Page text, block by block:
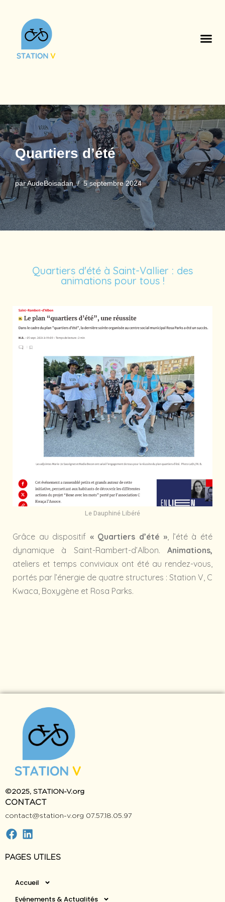
Aller
contenu
Quartiers d’été
parAudeBoisadan 5 septembre 2024
Quartiers d'été à Saint-Vallier : des
animations pour tous !
Le Dauphiné Libéré
Grâce au dispositif « Quartiers d’été » , l’été à été
dynamique à Saint-Rambert-d’Albon. Animations,
ateliers et temps conviviaux ont été au rendez-vous,
portés par l’énergie de quatre structures : Station V, C
Kwaca, Boxygène et Rosa Parks.
©2025, STATION-V.org
contact@station-v.org 07.57.18.05.97
PAGES UTILES
Accueil
Evénements & Actualités